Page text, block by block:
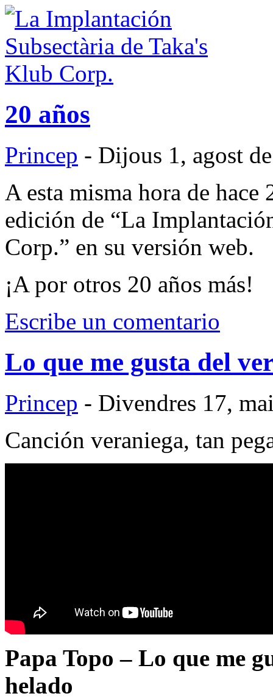
20 años
Princep - Dijous 1, agost
A esta misma hora de
edición de “La
Corp.” en su versión web.
¡A por otros 20 años más!
Escribe un comentario
Lo que me gusta del
Princep - Divendres 17,
Canción veraniega, tan
Papa Topo – Lo que me
helado